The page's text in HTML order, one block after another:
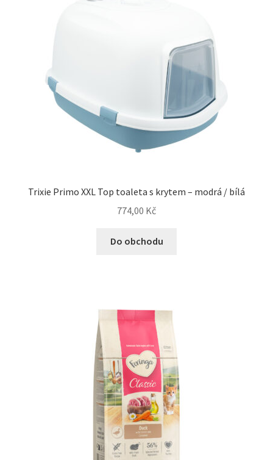
Trixie Primo XXL Top toaleta s krytem – modrá / bílá
774,00 Kč
Do obchodu